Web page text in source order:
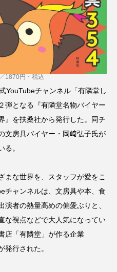
1870円・税込
YouTubeチャンネル「有隣堂し
弾となる『有隣堂名物バイヤー
』を扶桑社から発行した。同チ
文房具バイヤー・岡﨑弘子氏が
る。
な世界を、スタッフが愛をこ
チャンネルは、文房具や本、食
者の熱量高めの偏愛ぶりと、
な視点などで大人気になってい
店「有隣堂」が作る企業
発行された。